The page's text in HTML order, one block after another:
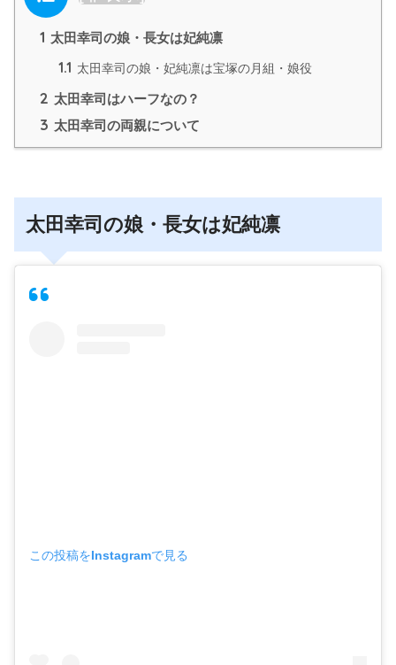
1 太田幸司の娘・長女は妃純凛
1.1 太田幸司の娘・妃純凛は宝塚の月組・娘役
2 太田幸司はハーフなの？
3 太田幸司の両親について
太田幸司の娘・長女は妃純凛
この投稿をInstagramで見る